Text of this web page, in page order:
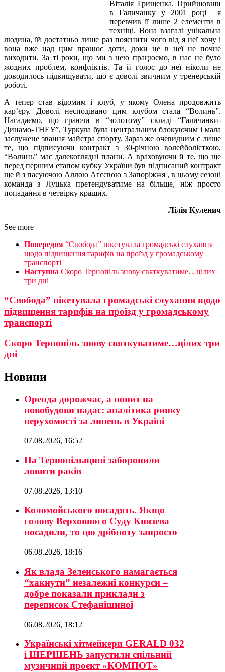
Віталія Грищенка. Прийшовши
в Галичанку у 2001 році я
перевчив її лише 2 елементи в
техніці. Вона взагалі унікальна
людина, їй достатньо лише раз пояснити чого від я неї хочу і
вона вже над цим працює доти, доки це в неї не почне
виходити. За ті роки, що ми з нею працюємо, в нас не було
жодних проблем, конфліктів. Та й голос до неї ніколи не
доводилось підвищувати, що є доволі звичним у тренерській
роботі.
А тепер став відомим і клуб, у якому Олена продовжить
кар’єру. Доволі несподівано цим клубом стала “Волинь”.
Нагадаємо, що граючи в “золотому” складі “Галичанки-
Динамо-ТНЕУ”, Туркула була центральним блокуючим і мала
заслужене звання майстра спорту. Зараз же очевидним є лише
те, що підписуючи контракт з 30-річною волейболісткою,
“Волинь” має далекоглядні плани. А враховуючи й те, що ще
перед першим етапом кубку України був підписаний контракт
ще й з пасуючою Аллою Агєєвою з Запоріжжя , в цьому сезоні
команда з Луцька претендуватиме на більше, ніж просто
попадання в четвірку кращих.
Лілія Куленич
See more
Попередня “Свобода” пікетувала громадські слухання
щодо підвищення тарифів на проїзд у громадському
транспорті
Наступна Скоро Тернопіль знову святкуватиме…цілих
три дні
“Свобода” пікетувала громадські слухання щодо
підвищення тарифів на проїзд у громадському
транспорті
Скоро Тернопіль знову святкуватиме…цілих три
дні
Новини
Оренда дорожчає, а попит на
новобудови падає: аналітика ринку
нерухомості за липень в Україні
07.08.2026, 16:52
На Тернопільщині заборонили
ловити раків
07.08.2026, 13:10
Коломойського посадять. Якщо
голову Верховного Суду Князева
посадили, то цю дрібноту запросто
06.08.2026, 18:16
Як влада Зеленського намагається
“хакнути” незалежні конкурси –
добре показали приклади з
переписок Стефанішиної
06.08.2026, 18:12
Українські хітмейкери GERALD 032
і ШЕРШЕНЬ запустили спільний
музичний проєкт «КОМПОТ»